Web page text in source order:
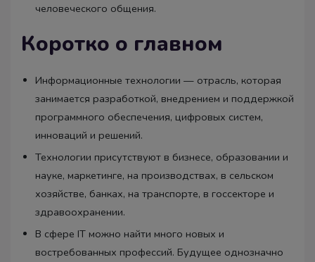
человеческого общения.
Коротко о главном
Информационные технологии — отрасль, которая
занимается разработкой, внедрением и поддержкой
программного обеспечения, цифровых систем,
инноваций и решений.
Технологии присутствуют в бизнесе, образовании и
науке, маркетинге, на производствах, в сельском
хозяйстве, банках, на транспорте, в госсекторе и
здравоохранении.
В сфере IT можно найти много новых и
востребованных профессий. Будущее однозначно